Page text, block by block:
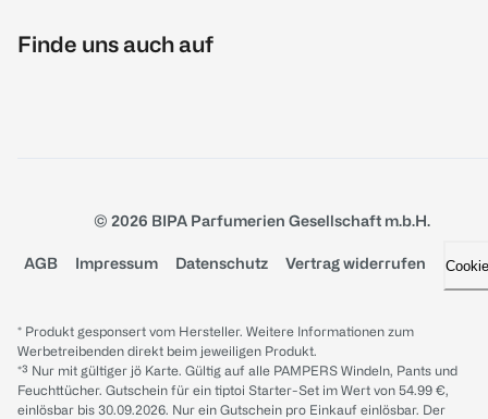
Finde uns auch auf
© 2026 BIPA Parfumerien Gesellschaft m.b.H.
AGB Impressum Datenschutz Vertrag widerrufen
* Produkt gesponsert vom Hersteller. Weitere Informationen zum
Werbetreibenden direkt beim jeweiligen Produkt.
*³ Nur mit gültiger jö Karte. Gültig auf alle PAMPERS Windeln, Pants und
Feuchttücher. Gutschein für ein tiptoi Starter-Set im Wert von 54.99 €,
einlösbar bis 30.09.2026. Nur ein Gutschein pro Einkauf einlösbar. Der